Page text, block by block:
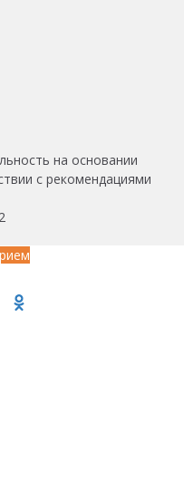
на основании
с рекомендациями